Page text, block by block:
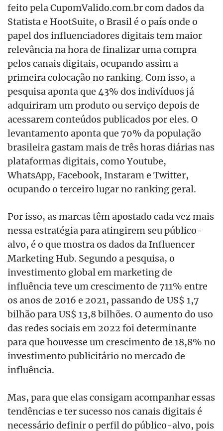
feito pela CupomValido.com.br com dados da
Statista e HootSuite, o Brasil é o país onde o
papel dos influenciadores digitais tem maior
relevância na hora de finalizar uma compra
pelos canais digitais, ocupando assim a
primeira colocação no ranking. Com isso, a
pesquisa apontaque 43% dos indivíduos já
adquiriram um produto ou serviço depois de
acessarem conteúdos publicados por eles. O
levantamento aponta que 70% da população
brasileira gastam mais de três horas diárias nas
plataformas digitais, como Youtube,
WhatsApp, Facebook, Instaram e Twitter,
ocupando o terceiro lugar no ranking geral.
Por isso, as marcas têm apostado cada vez mais
nessa estratégia para atingirem seu público-
alvo, é o que mostra os dados da Influencer
Marketing Hub. Segundo a pesquisa, o
investimento global em marketing de
influência teve um crescimento de 711% entre
os anos de 2016 e 2021, passando de US$ 1,7
bilhão para US$ 13,8 bilhões. O aumento do uso
das redes sociais em 2022 foi determinante
para que houvesse um crescimento de 18,8% no
investimento publicitário no mercado de
influência.
Mas, para que elas consigam acompanhar essas
tendências e ter sucesso nos canais digitais é
necessário definir o perfil do público-alvo, pois